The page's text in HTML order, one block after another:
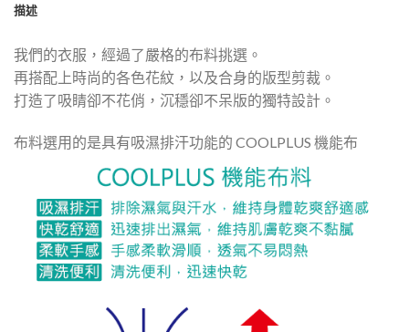
描述
我們的衣服，經過了嚴格的布料挑選。
再搭配上時尚的各色花紋，以及合身的版型剪裁。
打造了吸睛卻不花俏，沉穩卻不呆版的獨特設計。
布料選用的是具有吸濕排汗功能的 COOLPLUS 機能布